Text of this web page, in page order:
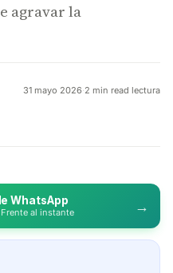
agravar la
31 mayo 2026·2 min read lectura
WhatsApp
al instante →